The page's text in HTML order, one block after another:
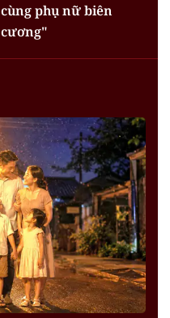
cùng phụ nữ biên
cương"